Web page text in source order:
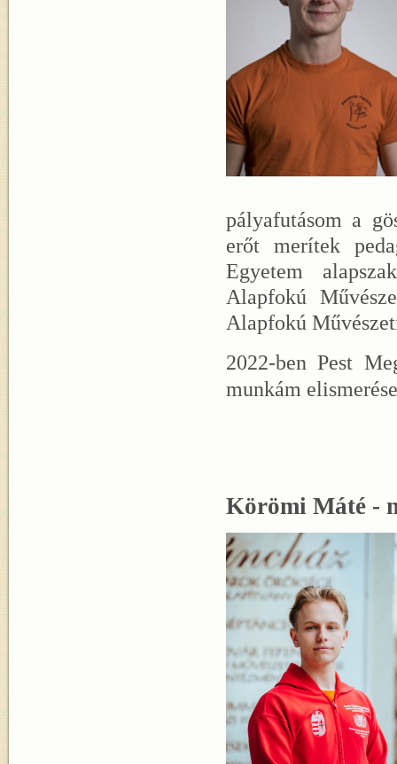
pályafutásom a
erőt merítek
Egyetem
Alapfokú
Alapfokú
2022-ben Pest
munkám
Körömi Máté -